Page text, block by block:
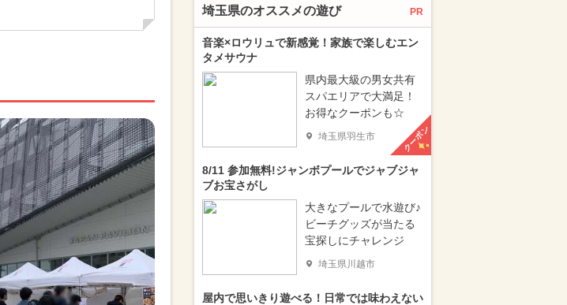
埼玉県のオススメの遊び PR
音楽×ロウリュで新感覚！家族で楽しむエン
タメサウナ
県内最大級の男女共有
スパエリアで大満足！
お得なクーポンも☆
埼玉県羽生市 クーポン
8/11 参加無料!ジャンボプールでジャブジャ
ブお宝さがし
大きなプールで水遊び♪
ビーチグッズが当たる
宝探しにチャレンジ
埼玉県川越市
屋内で思いきり遊べる！日常では味わえない